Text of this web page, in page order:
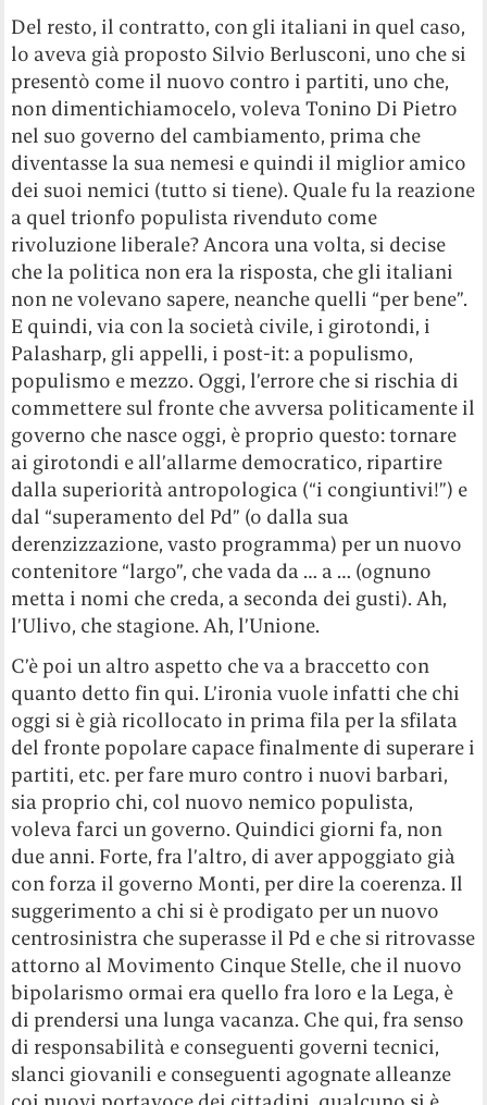
Del resto, il contratto, con gli italiani in quel caso,
lo aveva già proposto Silvio Berlusconi, uno che si
presentò come il nuovo contro i partiti, uno che,
non dimentichiamocelo, voleva Tonino Di Pietro
nel suo governo del cambiamento, prima che
diventasse la sua nemesi e quindi il miglior amico
dei suoi nemici (tutto si tiene). Quale fu la reazione
a quel trionfo populista rivenduto come
rivoluzione liberale? Ancora una volta, si decise
che la politica non era la risposta, che gli italiani
non ne volevano sapere, neanche quelli “per bene”.
E quindi, via con la società civile, i girotondi, i
Palasharp, gli appelli, i post-it: a populismo,
populismo e mezzo. Oggi, l’errore che si rischia di
commettere sul fronte che avversa politicamente il
governo che nasce oggi, è proprio questo: tornare
ai girotondi e all’allarme democratico, ripartire
dalla superiorità antropologica (“i congiuntivi!”) e
dal “superamento del Pd” (o dalla sua
derenzizzazione, vasto programma) per un nuovo
contenitore “largo”, che vada da … a … (ognuno
metta i nomi che creda, a seconda dei gusti). Ah,
l’Ulivo, che stagione. Ah, l’Unione.
C’è poi un altro aspetto che va a braccetto con
quanto detto fin qui. L’ironia vuole infatti che chi
oggi si è già ricollocato in prima fila per la sfilata
del fronte popolare capace finalmente di superare i
partiti, etc. per fare muro contro i nuovi barbari,
sia proprio chi, col nuovo nemico populista,
voleva farci un governo. Quindici giorni fa, non
due anni. Forte, fra l’altro, di aver appoggiato già
con forza il governo Monti, per dire la coerenza. Il
suggerimento a chi si è prodigato per un nuovo
centrosinistra che superasse il Pd e che si ritrovasse
attorno al Movimento Cinque Stelle, che il nuovo
bipolarismo ormai era quello fra loro e la Lega, è
di prendersi una lunga vacanza. Che qui, fra senso
di responsabilità e conseguenti governi tecnici,
slanci giovanili e conseguenti agognate alleanze